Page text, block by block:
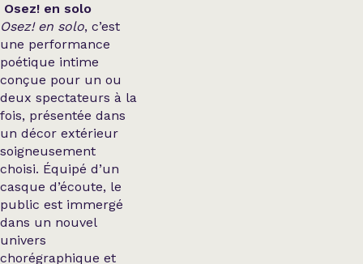
Osez! en solo
Osez! en solo, c’est
une performance
poétique intime
conçue pour un ou
deux spectateurs à la
fois, présentée dans
un décor extérieur
soigneusement
choisi. Équipé d’un
casque d’écoute, le
public est immergé
dans un nouvel
univers
chorégraphique et